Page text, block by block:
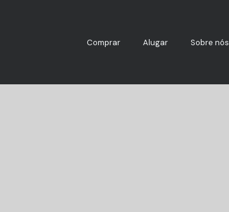
Sobre nós
Alugar
Comprar